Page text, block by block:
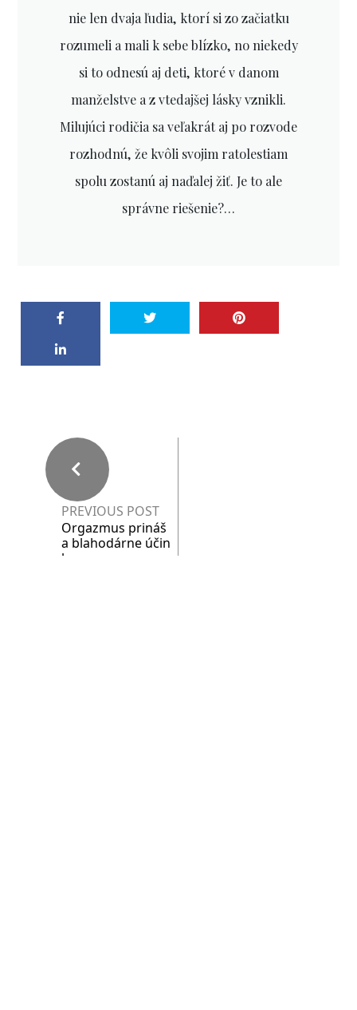
nie len dvaja ľudia, ktorí si zo začiatku
rozumeli a mali k sebe blízko, no niekedy
si to odnesú aj deti, ktoré v danom
manželstve a z vtedajšej lásky vznikli.
Milujúci rodičia sa veľakrát aj po rozvode
rozhodnú, že kvôli svojim ratolestiam
spolu zostanú aj naďalej žiť. Je to ale
správne riešenie?…
PREVIOUS POST
Orgazmus prináš
a blahodárne účin
ky